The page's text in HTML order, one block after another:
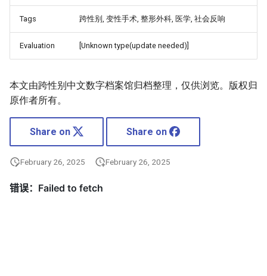
Tags 跨性别, 变性手术, 整形外科, 医学, 社会反响
Evaluation [Unknown type(update needed)]
本文由跨性别中文数字档案馆归档整理，仅供浏览。版权归
原作者所有。
Share on Share on
February 26, 2025 February 26, 2025